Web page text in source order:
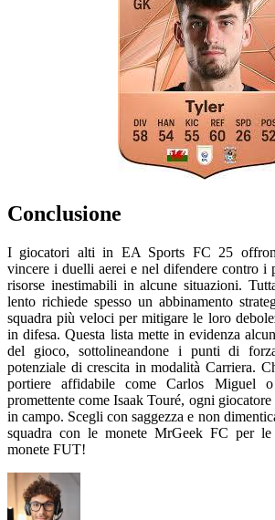
Conclusione
I giocatori alti in EA Sports FC 25
vincere i duelli aerei e nel difendere contro i
risorse inestimabili in alcune situazioni.
lento richiede spesso un abbinamento
squadra più veloci per mitigare le loro
in difesa. Questa lista mette in evidenza
del gioco, sottolineandone i punti di
potenziale di crescita in modalità Carriera.
portiere affidabile come Carlos Miguel
promettente come Isaak Touré, ogni
in campo. Scegli con saggezza e non
squadra con le monete MrGeek FC per
monete FUT!